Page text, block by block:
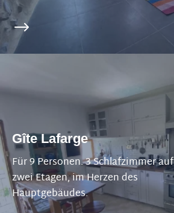
Gîte Lafarge
Für 9 Personen. 3 Schlafzimmer auf
zwei Etagen, im Herzen des
Hauptgebäudes.